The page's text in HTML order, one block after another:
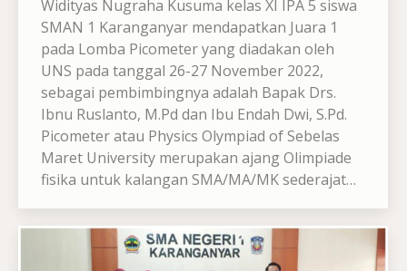
Widityas Nugraha Kusuma kelas XI IPA 5 siswa
SMAN 1 Karanganyar mendapatkan Juara 1
pada Lomba Picometer yang diadakan oleh
UNS pada tanggal 26-27 November 2022,
sebagai pembimbingnya adalah Bapak Drs.
Ibnu Ruslanto, M.Pd dan Ibu Endah Dwi, S.Pd.
Picometer atau Physics Olympiad of Sebelas
Maret University merupakan ajang Olimpiade
fisika untuk kalangan SMA/MA/MK sederajat…